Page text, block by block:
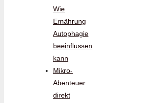
Wie
Ernährung
Autophagie
beeinflussen
kann
Mikro-
Abenteuer
direkt